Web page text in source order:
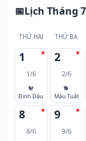
Lịch Tháng
THỨ HAI THỨ BA
1
1/6
🐓
Đinh Dậu
2
2/6
🐕
Mậu Tuất
8
8/6
9
9/6